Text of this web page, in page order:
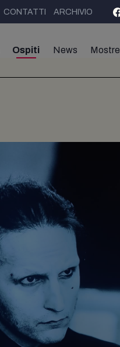
CONTATTI ARCHIVIO
Ospiti News Mostre